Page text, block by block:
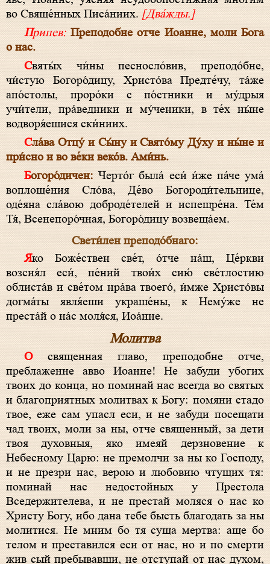
во Свяще́нных Писа́ниих.[Два́жды.]
Припев: Преподобне отче Иоанне, моли Бога
о нас.
Святы́х чи́ны песносло́вив, преподо́бне,
чи́стую Богоро́дицу, Христо́ва Предте́чу, та́же
апо́столы, проро́ки с по́стники и му́дрыя
учи́тели, пра́ведники и му́ченики, в те́х ны́не
водворя́ешися ски́ниих.
Сла́ва Отцу́ и Сы́ну и Свято́му Ду́ху и ны́не и
при́сно и во ве́ки веко́в. Ами́нь.
Богоро́дичен:Черто́г была́ еси́ и́же па́че ума́
воплоще́ния Сло́ва, Де́во Богороди́тельнице,
оде́яна сла́вою доброде́телей и испещре́на. Те́м
Тя́, Всенепоро́чная, Богоро́дицу возвеща́ем.
Свети́лен преподо́бнаго:
Яко Боже́ствен све́т, о́тче на́ш, Це́ркви
возсия́л еси́, пе́ний твои́х сию́ све́тлостию
облиста́в и све́том нра́ва твоего́, и́мже Христо́вы
догма́ты явля́еши украше́ны, к Нему́же не
преста́й о на́с моля́ся, Иоа́нне.
Молитва
О священная главо, преподобне отче,
преблаженне авво Иоанне! Не забуди убогих
твоих до конца, но поминай нас всегда во святых
и благоприятных молитвах к Богу: помяни стадо
твое, еже сам упасл еси, и не забуди посещати
чад твоих, моли за ны, отче священный, за дети
твоя духовныя, яко имеяй дерзновение к
Небесному Царю: не премолчи за ны ко Господу,
и не презри нас, верою и любовию чтущих тя:
поминай нас недостойных у Престола
Вседержителева, и не престай моляся о нас ко
Христу Богу, ибо дана тебе бысть благодать за ны
молитися. Не мним бо тя суща мертва: аще бо
телом и преставился еси от нас, но и по смерти
жив сый пребывавши, не отступай от нас духом,